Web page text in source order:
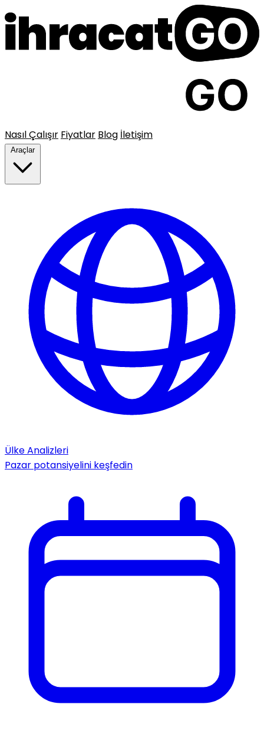
Nasıl Çalışır Fiyatlar Blog İletişim
Araçlar
Ülke Analizleri
Pazar potansiyelini keşfedin